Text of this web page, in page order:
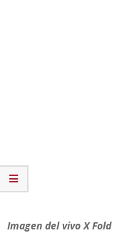
Imagen del vivo X Fold